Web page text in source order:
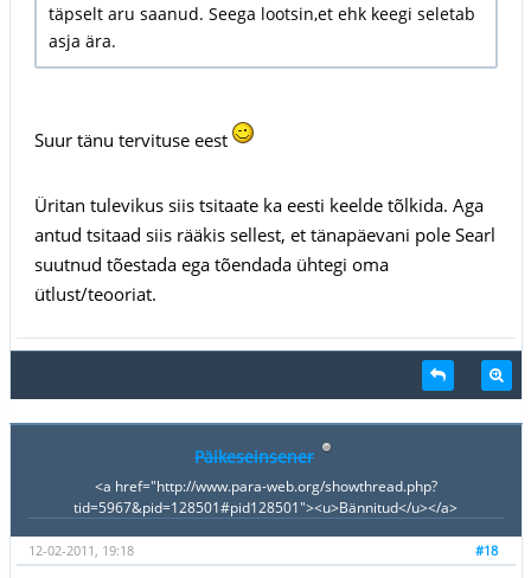
täpselt aru saanud. Seega lootsin,et ehk keegi seletab
asja ära.
Suur tänu tervituse eest
Üritan tulevikus siis tsitaate ka eesti keelde tõlkida. Aga
antud tsitaad siis rääkis sellest, et tänapäevani pole Searl
suutnud tõestada ega tõendada ühtegi oma
ütlust/teooriat.
Päikeseinsener
<a href="http://www.para-web.org/showthread.php?
tid=5967&pid=128501#pid128501"><u>Bännitud</u></a>
#18
12-02-2011, 19:18